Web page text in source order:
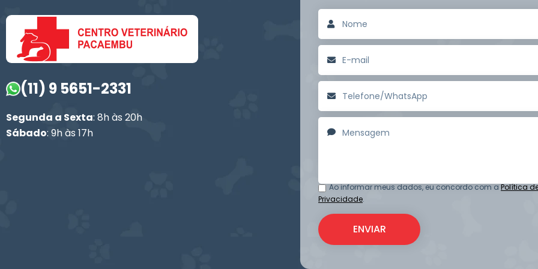
(11) 9 5651-2331
Segunda a Sexta: 8h às 20h
Sábado: 9h às 17h
Ao informar meus dados, eu concordo com aPolítica
Privacidade.